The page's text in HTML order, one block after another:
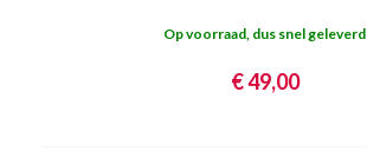
Op voorraad, dus snel geleverd
€ 49,00